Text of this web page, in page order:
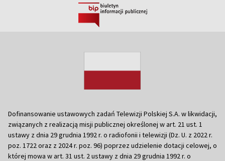
Dofinansowanie ustawowych zadań Telewizji Polskiej S.A. w likwidacji,
związanych z realizacją misji publicznej określonej w art. 21 ust. 1
ustawy z dnia 29 grudnia 1992 r. o radiofonii i telewizji (Dz. U. z 2022 r.
poz. 1722 oraz z 2024 r. poz. 96) poprzez udzielenie dotacji celowej, o
której mowa w art. 31 ust. 2 ustawy z dnia 29 grudnia 1992 r. o